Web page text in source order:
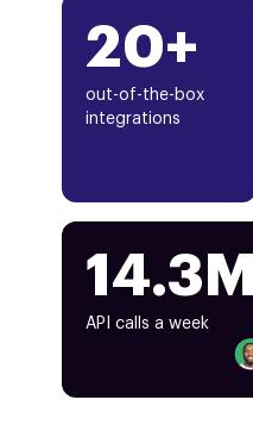
20+
out-of-the-box
integrations
14.3M
API calls a week